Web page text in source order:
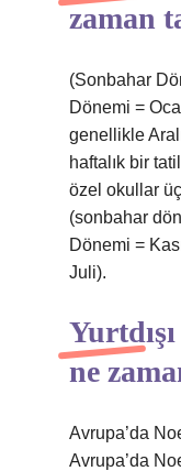
zaman
(Sonbahar
Dönemi =
genellikle
haftalık bir
özel okullar
(sonbahar
Dönemi =
Juli).
ne
Avrupa’da
Avrupa’da